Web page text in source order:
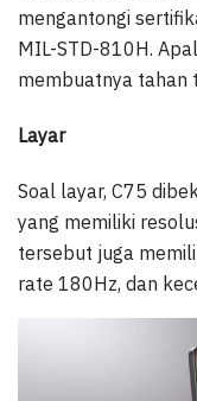
mengantongi
MIL-STD-810H.
membuatnya tahan
Layar
Soal layar, C75
yang memiliki
tersebut juga
rate 180Hz, dan